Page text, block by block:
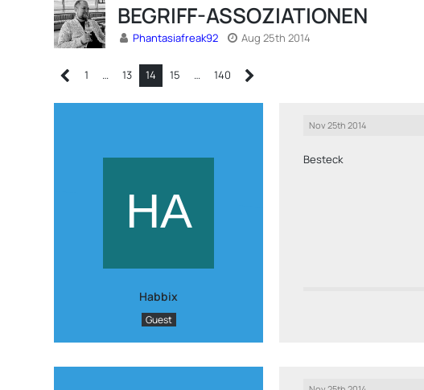
BEGRIFF-ASSOZIATIONEN
Phantasiafreak92 Aug 25th 2014
1 … 13 14 15 … 140
Habbix
Guest
Nov 25th 2014
Besteck